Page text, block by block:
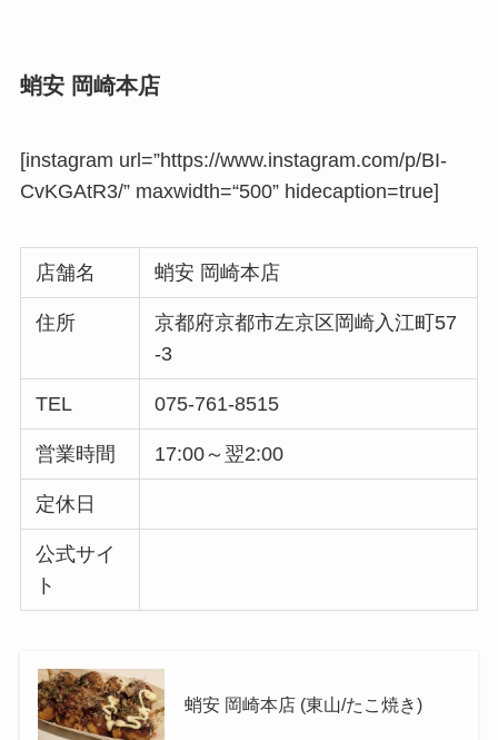
蛸安 岡崎本店
[instagram url=”https://www.instagram.com/p/BI-
CvKGAtR3/” maxwidth=“500” hidecaption=true]
店舗名 蛸安 岡崎本店
住所
京都府京都市左京区岡崎入江町57
-3
TEL 075-761-8515
営業時間 17:00～翌2:00
定休日
公式サイ
ト
蛸安 岡崎本店 (東山/たこ焼き)